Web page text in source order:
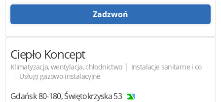
Zadzwoń
Ciepło Koncept
Klimatyzacja, wentylacja, chłodnictwo | Instalacje sanitarne i co
| Usługi gazowo-instalacyjne
Gdańsk80-180,Świętokrzyska 53